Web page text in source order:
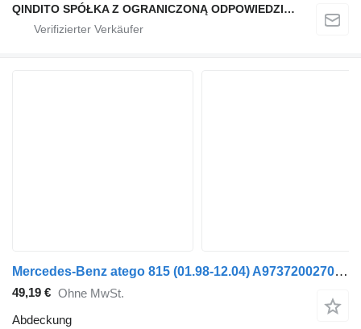
QINDITO SPÓŁKA Z OGRANICZONĄ ODPOWIEDZIALNOŚCIĄ
Mercedes-Benz atego 815 (01.98-12.04) A9737200270 Abdeckung für Mercedes-Benz Atego, Atego 2, Atego 3 (1996-) Sattelzugmaschine
49,19 € Ohne MwSt.
Abdeckung